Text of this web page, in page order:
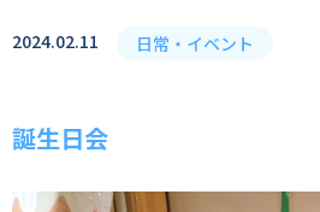
2024.02.11 日常・イベント
誕生日会